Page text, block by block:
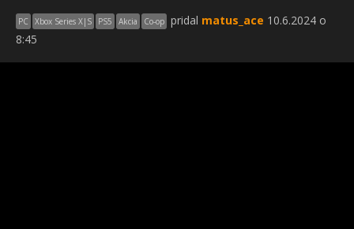
PC Xbox Series X|S PS5 Akcia Co-op pridal matus_ace 10.6.2024 o
8:45